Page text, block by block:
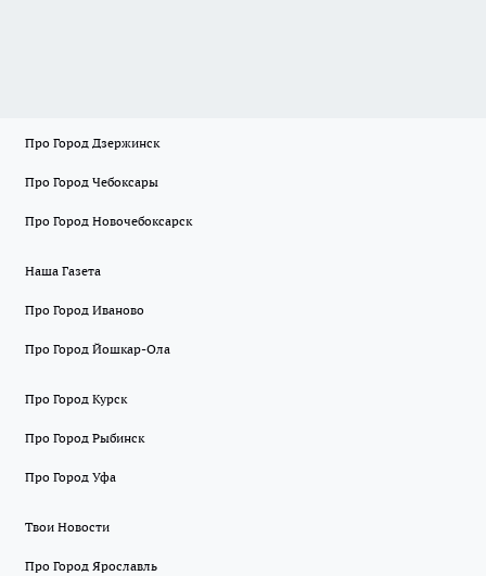
Про Город Дзержинск
Про Город Чебоксары
Про Город Новочебоксарск
Наша Газета
Про Город Иваново
Про Город Йошкар-Ола
Про Город Курск
Про Город Рыбинск
Про Город Уфа
Твои Новости
Про Город Ярославль